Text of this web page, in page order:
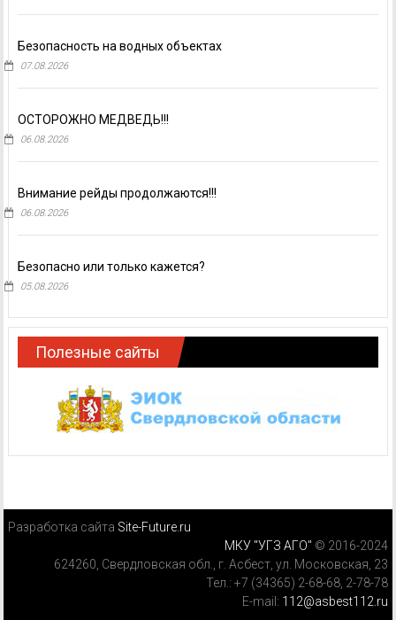
Безопасность на водных объектах
07.08.2026
ОСТОРОЖНО МЕДВЕДЬ!!!
06.08.2026
Внимание рейды продолжаются!!!
06.08.2026
Безопасно или только кажется?
05.08.2026
Полезные сайты
Разработка сайта Site-Future.ru
МКУ "УГЗ АГО" © 2016-2024
624260, Свердловская обл., г. Асбест, ул. Московская, 23
Тел.: +7 (34365) 2-68-68, 2-78-78
E-mail: 112@asbest112.ru